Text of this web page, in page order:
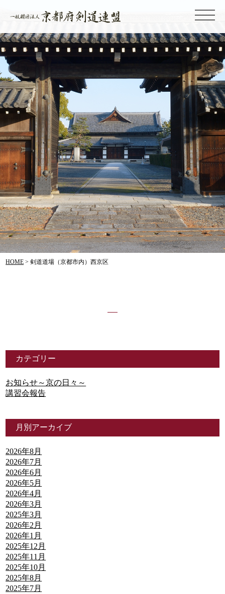
HOME >剣道道場（京都市内）西京区
カテゴリー
お知らせ～京の日々～
講習会報告
月別アーカイブ
2026年8月
2026年7月
2026年6月
2026年5月
2026年4月
2026年3月
2025年3月
2026年2月
2026年1月
2025年12月
2025年11月
2025年10月
2025年8月
2025年7月